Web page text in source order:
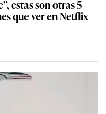
estas son otras 5
que ver en Netflix